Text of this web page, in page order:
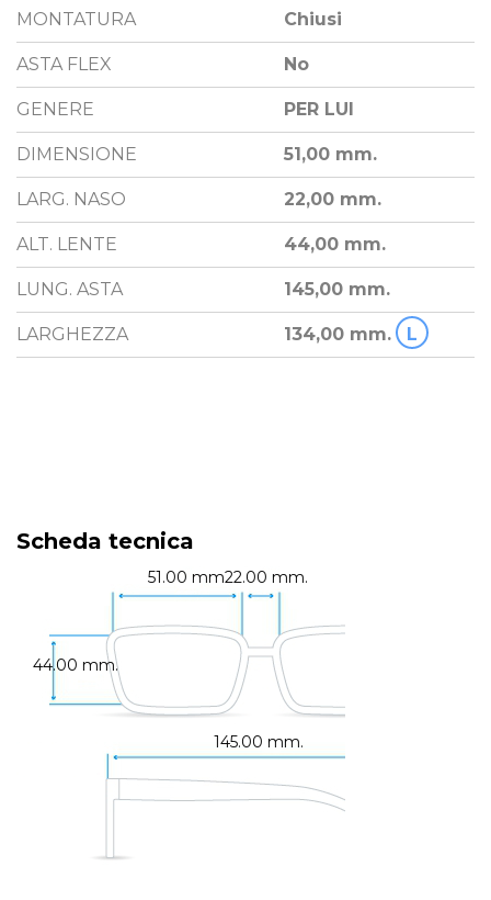
MONTATURA Chiusi
ASTA FLEX No
GENERE PER LUI
DIMENSIONE 51,00 mm.
LARG. NASO 22,00 mm.
ALT. LENTE 44,00 mm.
LUNG. ASTA 145,00 mm.
LARGHEZZA 134,00 mm. L
Scheda tecnica
51.00 mm.22.00 mm.
145.00 mm.
44.00 mm.